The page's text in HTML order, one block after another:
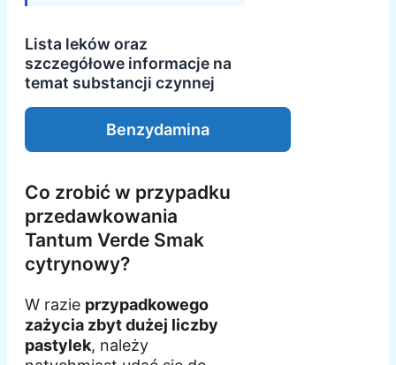
Lista leków oraz
szczegółowe informacje na
temat substancji czynnej
Benzydamina
Co zrobić w przypadku
przedawkowania
Tantum Verde Smak
cytrynowy?
W razie przypadkowego
zażycia zbyt dużej liczby
pastylek, należy